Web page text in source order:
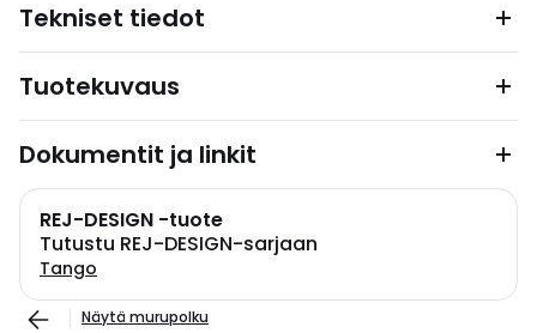
Tekniset tiedot
Tuotekuvaus
Dokumentit ja linkit
REJ-DESIGN -tuote
Tutustu REJ-DESIGN-sarjaan
Tango
Näytä murupolku